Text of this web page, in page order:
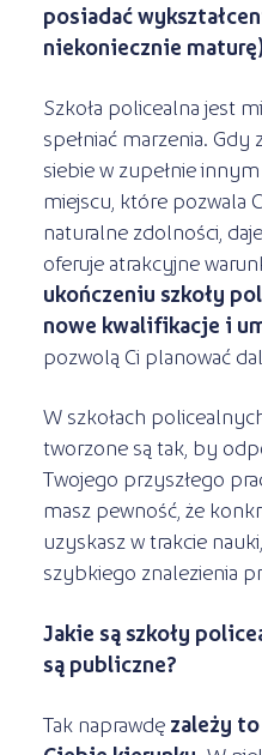
posiadać
niekoniecznie
Szkoła policealna jest
spełniać marzenia.
siebie w zupełnie
miejscu, które pozwala
naturalne zdolności,
oferuje atrakcyjne
ukończeniu szkoły
nowe kwalifikacje i
pozwolą Ci planować
W szkołach
tworzone są tak, by
Twojego przyszłego
masz pewność, że
uzyskasz w trakcie
szybkiego znalezienia
Jakie są szkoły
są publiczne?
Tak naprawdę zależy